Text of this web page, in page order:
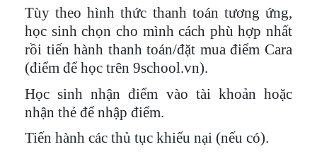
Tùy theo hình thức thanh toán tương ứng,
học sinh chọn cho mình cách phù hợp nhất
rồi tiến hành thanh toán/đặt mua điểm Cara
(điểm để học trên 9school.vn).
Học sinh nhận điểm vào tài khoản hoặc
nhận thẻ để nhập điểm.
Tiến hành các thủ tục khiếu nại (nếu có).